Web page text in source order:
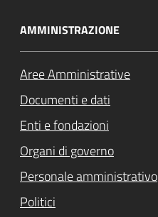
AMMINISTRAZIONE
Aree Amministrative
Documenti e dati
Enti e fondazioni
Organi di governo
Personale amministrativo
Politici